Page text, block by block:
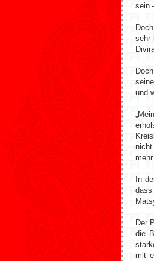
sein
sehr
und
nicht
In
Der
die
mit